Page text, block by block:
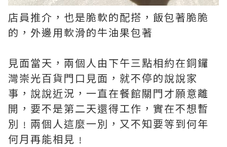
店員推介，也是脆軟的配搭，飯包著脆脆
的，外邊用軟滑的牛油果包著
見面當天，兩個人由下午三點相約在銅鑼
灣崇光百貨門口見面，就不停的說說家
事，說說近況，一直在餐館關門才願意離
開，要不是第二天還得工作，實在不想暫
別﹗兩個人這麼一別，又不知要等到何年
何月再能相見﹗